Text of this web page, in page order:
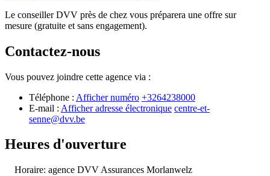
Le conseiller DVV près de chez vous préparera une offre sur
mesure (gratuite et sans engagement).
Contactez-nous
Vous pouvez joindre cette agence via :
Téléphone : Afficher numéro +3264238000
E-mail : Afficher adresse électronique centre-et-
senne@dvv.be
Heures d'ouverture
Horaire: agence DVV Assurances Morlanwelz